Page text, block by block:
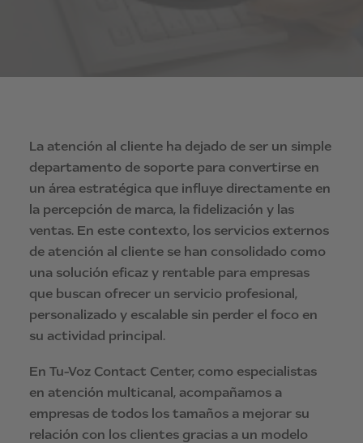
La atención al cliente ha dejado de ser un simple
departamento de soporte para convertirse en
un área estratégica que influye directamente en
la percepción de marca, la fidelización y las
ventas. En este contexto, los servicios externos
de atención al cliente se han consolidado como
una solución eficaz y rentable para empresas
que buscan ofrecer un servicio profesional,
personalizado y escalable sin perder el foco en
su actividad principal.
En Tu-Voz Contact Center, como especialistas
en atención multicanal, acompañamos a
empresas de todos los tamaños a mejorar su
relación con los clientes gracias a un modelo